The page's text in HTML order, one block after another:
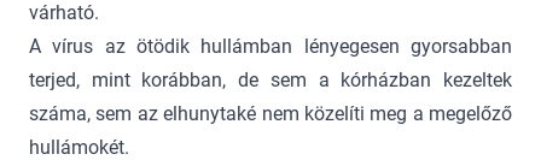
várható.
A vírus az ötödik hullámban lényegesen gyorsabban
terjed, mint korábban, de sem a kórházban kezeltek
száma, sem az elhunytaké nem közelíti meg a megelőző
hullámokét.